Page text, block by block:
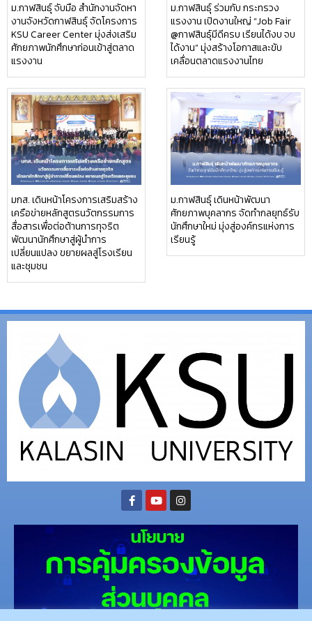
ม.กาฬสินธุ์ จับมือ สำนักงานจัดหา
งานจังหวัดกาฬสินธุ์ จัดโครงการ
KSU Career Center มุ่งส่งเสริม
ศักยภาพนักศึกษาก่อนเข้าสู่ตลาด
แรงงาน
ม.กาฬสินธุ์ ร่วมกับ กระทรวง
แรงงาน เปิดงานใหญ่ “Job Fair
@กาฬสินธุ์มีดีครบ เรียนได้งบ จบ
ได้งาน” มุ่งสร้างโอกาสและขับ
เคลื่อนตลาดแรงงานไทย
มกส. เดินหน้าโครงการเสริมสร้าง
เครือข่ายหลักสูตรนวัตกรรมการ
สื่อสารเพื่อต่อต้านการทุจริต
พัฒนานักศึกษาสู่ผู้นำการ
เปลี่ยนแปลง ขยายผลสู่โรงเรียน
และชุมชน
ม.กาฬสินธุ์ เดินหน้าพัฒนา
ศักยภาพบุคลากร จัดทำกลยุทธ์รับ
นักศึกษาใหม่ มุ่งสู่องค์กรแห่งการ
เรียนรู้